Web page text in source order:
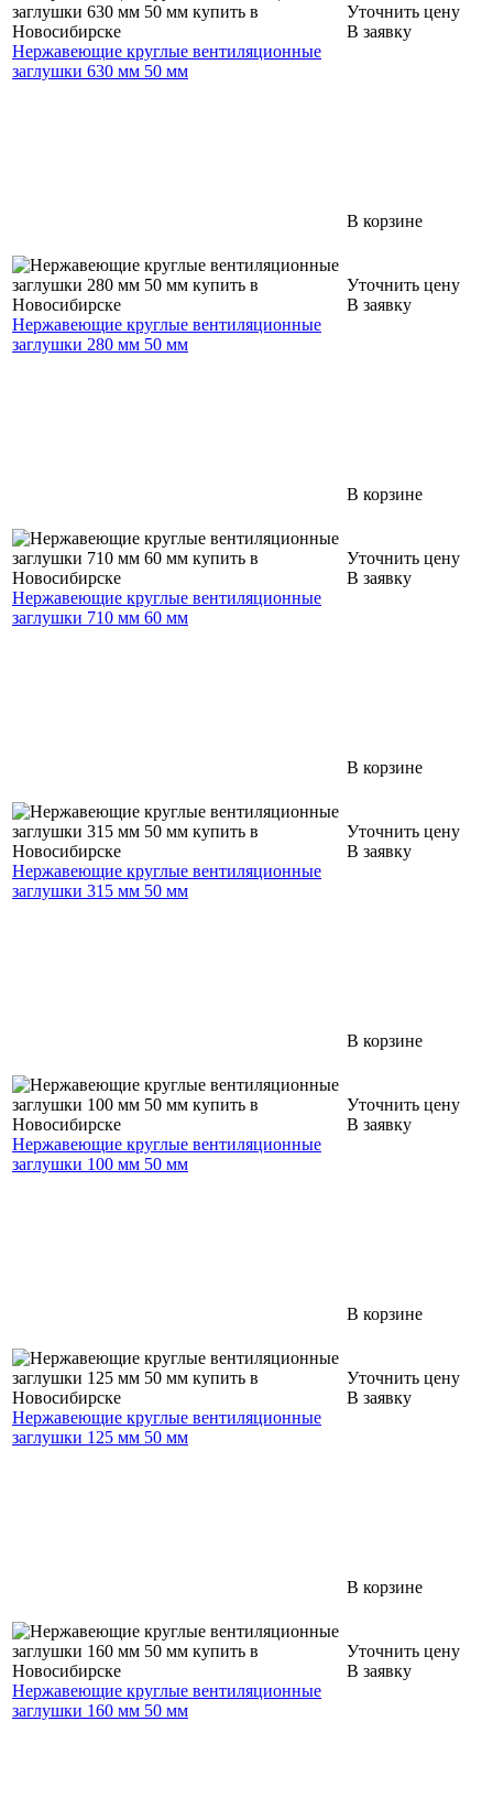
Нержавеющие круглые вентиляционные
заглушки 630 мм 50 мм
Уточнить цену
В заявку
В корзине
Нержавеющие круглые вентиляционные
заглушки 280 мм 50 мм
Уточнить цену
В заявку
В корзине
Нержавеющие круглые вентиляционные
заглушки 710 мм 60 мм
Уточнить цену
В заявку
В корзине
Нержавеющие круглые вентиляционные
заглушки 315 мм 50 мм
Уточнить цену
В заявку
В корзине
Нержавеющие круглые вентиляционные
заглушки 100 мм 50 мм
Уточнить цену
В заявку
В корзине
Нержавеющие круглые вентиляционные
заглушки 125 мм 50 мм
Уточнить цену
В заявку
В корзине
Нержавеющие круглые вентиляционные
заглушки 160 мм 50 мм
Уточнить цену
В заявку